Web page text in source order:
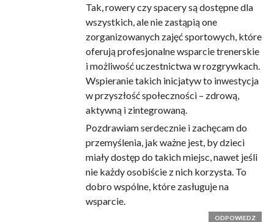
Tak, rowery czy spacery są dostępne dla
wszystkich, ale nie zastąpią one
zorganizowanych zajęć sportowych, które
oferują profesjonalne wsparcie trenerskie
i możliwość uczestnictwa w rozgrywkach.
Wspieranie takich inicjatyw to inwestycja
w przyszłość społeczności – zdrową,
aktywną i zintegrowaną.
Pozdrawiam serdecznie i zachęcam do
przemyślenia, jak ważne jest, by dzieci
miały dostęp do takich miejsc, nawet jeśli
nie każdy osobiście z nich korzysta. To
dobro wspólne, które zasługuje na
wsparcie.
ODPOWIEDZ